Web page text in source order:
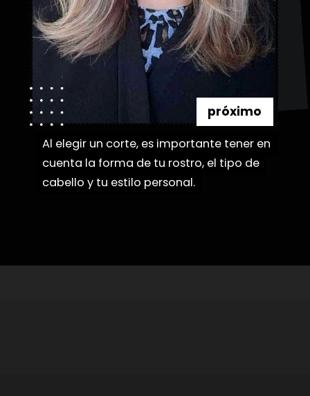
Al elegir un corte, es importante tener en
cuenta la forma de tu rostro, el tipo de
cabello y tu estilo personal.
Al elegir un corte, es importante tener en
cuenta la forma de tu rostro, el tipo de
cabello y tu estilo personal.
próximo